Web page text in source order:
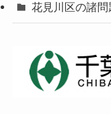
花見川区の諸問